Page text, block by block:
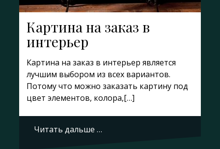
Картина на заказ в
интерьер
Картина на заказ в интерьер является
лучшим выбором из всех вариантов.
Потому что можно заказать картину под
цвет элементов, колора,[…]
Читать дальше …